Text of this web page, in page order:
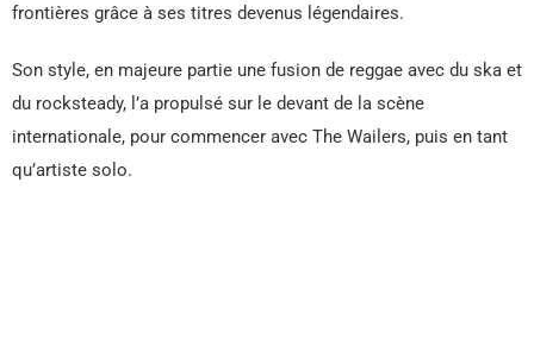
frontières grâce à ses titres devenus légendaires.
Son style, en majeure partie une fusion de reggae avec du ska et
du rocksteady, l’a propulsé sur le devant de la scène
internationale, pour commencer avec The Wailers, puis en tant
qu’artiste solo.